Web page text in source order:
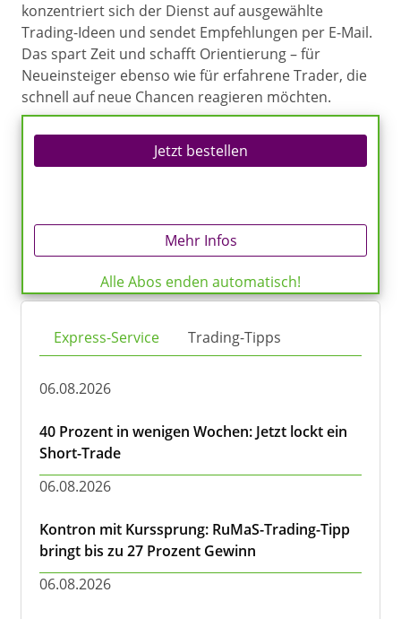
konzentriert sich der Dienst auf ausgewählte
Trading-Ideen und sendet Empfehlungen per E-Mail.
Das spart Zeit und schafft Orientierung – für
Neueinsteiger ebenso wie für erfahrene Trader, die
schnell auf neue Chancen reagieren möchten.
Jetzt bestellen
Mehr Infos
Alle Abos enden automatisch!
Express-Service Trading-Tipps
06.08.2026
40 Prozent in wenigen Wochen: Jetzt lockt ein
Short-Trade
06.08.2026
Kontron mit Kurssprung: RuMaS-Trading-Tipp
bringt bis zu 27 Prozent Gewinn
06.08.2026